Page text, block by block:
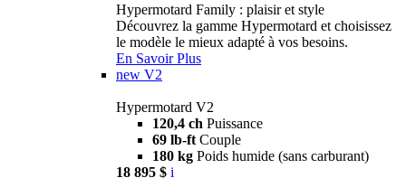
Hypermotard Family : plaisir et style
Découvrez la gamme Hypermotard et choisissez
le modèle le mieux adapté à vos besoins.
En Savoir Plus
new V2
Hypermotard V2
120,4 ch Puissance
69 lb-ft Couple
180 kg Poids humide (sans carburant)
18 895 $ i